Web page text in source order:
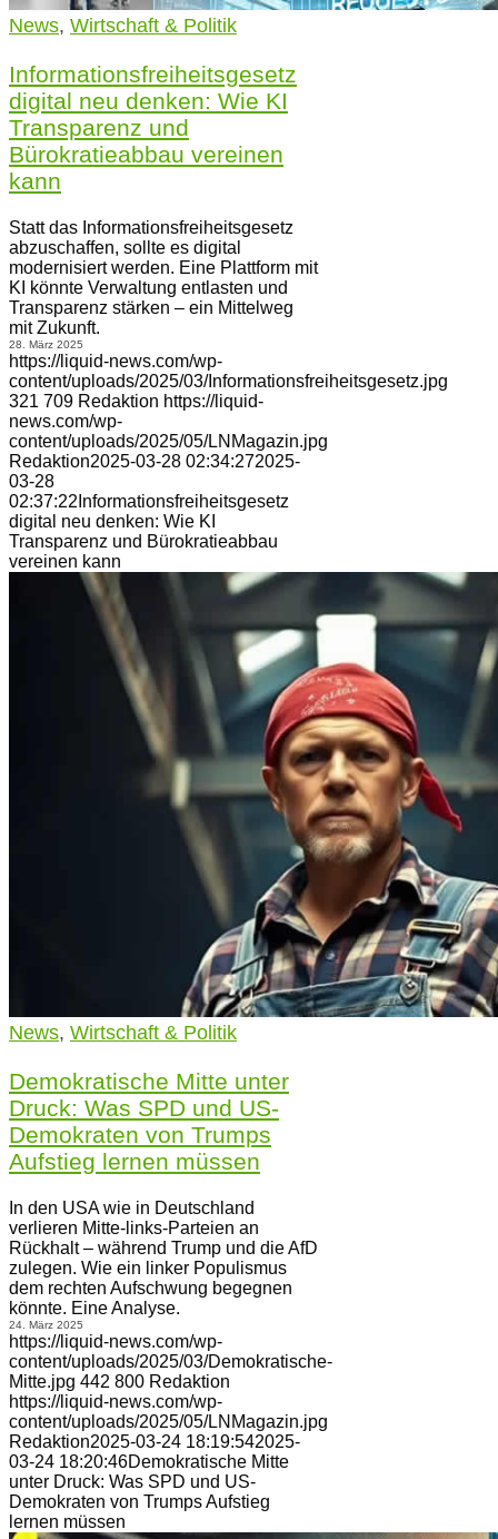
News, Wirtschaft & Politik
Informationsfreiheitsgesetz
digital neu denken: Wie KI
Transparenz und
Bürokratieabbau vereinen
kann
Statt das Informationsfreiheitsgesetz
abzuschaffen, sollte es digital
modernisiert werden. Eine Plattform mit
KI könnte Verwaltung entlasten und
Transparenz stärken – ein Mittelweg
mit Zukunft.
28. März 2025
https://liquid-news.com/wp-
content/uploads/2025/03/Informationsfreiheitsgesetz.jpg
321 709 Redaktion https://liquid-
news.com/wp-
content/uploads/2025/05/LNMagazin.jpg
Redaktion2025-03-28 02:34:272025-
03-28
02:37:22 Informationsfreiheitsgesetz
digital neu denken: Wie KI
Transparenz und Bürokratieabbau
vereinen kann
News, Wirtschaft & Politik
Demokratische Mitte unter
Druck: Was SPD und US-
Demokraten von Trumps
Aufstieg lernen müssen
In den USA wie in Deutschland
verlieren Mitte-links-Parteien an
Rückhalt – während Trump und die AfD
zulegen. Wie ein linker Populismus
dem rechten Aufschwung begegnen
könnte. Eine Analyse.
24. März 2025
https://liquid-news.com/wp-
content/uploads/2025/03/Demokratische-
Mitte.jpg 442 800 Redaktion
https://liquid-news.com/wp-
content/uploads/2025/05/LNMagazin.jpg
Redaktion2025-03-24 18:19:542025-
03-24 18:20:46Demokratische Mitte
unter Druck: Was SPD und US-
Demokraten von Trumps Aufstieg
lernen müssen